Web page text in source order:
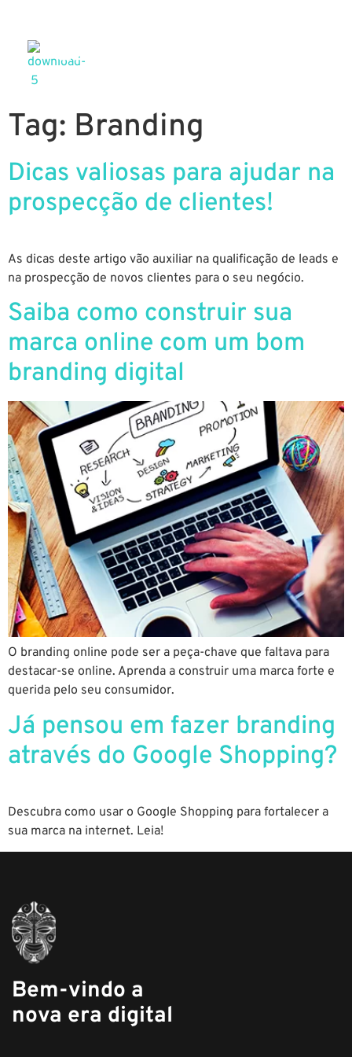
Tag: Branding
Dicas valiosas para ajudar na
prospecção de clientes!
As dicas deste artigo vão auxiliar na qualificação de leads e
na prospecção de novos clientes para o seu negócio.
Saiba como construir sua
marca online com um bom
branding digital
O branding online pode ser a peça-chave que faltava para
destacar-se online. Aprenda a construir uma marca forte e
querida pelo seu consumidor.
Já pensou em fazer branding
através do Google Shopping?
Descubra como usar o Google Shopping para fortalecer a
sua marca na internet. Leia!
Bem-vindo a
nova era digital